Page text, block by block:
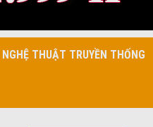
NGHỆ THUẬT TRUYỀN THỐNG